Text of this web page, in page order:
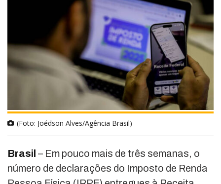
(Foto: Joédson Alves/Agência Brasil)
Brasil – Em pouco mais de três semanas, o
número de declarações do Imposto de Renda